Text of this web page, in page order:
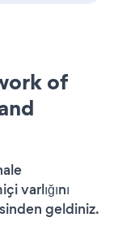
of
varlığını
geldiniz.